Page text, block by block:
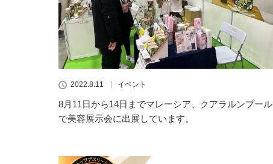
2022.8.11 イベント
8月11日から14日までマレーシア、クアラルンプール
で美容展示会に出展しています。